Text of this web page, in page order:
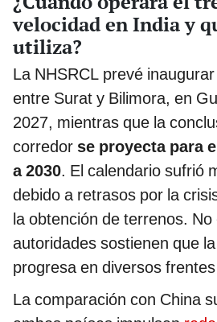
velocidad en India y
utiliza?
La NHSRCL prevé
entre Surat y Bilimora, en
2027, mientras que la
corredor se proyecta para
a 2030. El calendario sufrió
debido a retrasos por la
la obtención de terrenos.
autoridades sostienen que
progresa en diversos
La comparación con China